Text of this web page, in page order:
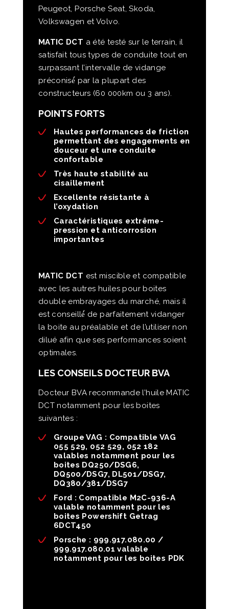
Peugeot, Porsche Seat, Skoda,
Volkswagen et Volvo.
MATIC DCT a été testé sur le terrain, il
satisfait tous types de conduite tout en
surpassant l’intervalle de vidange
préconisé́ par la plupart des
constructeurs (60 000km ou 3 ans).
POINTS FORTS
Hautes performances de friction
permettant des engagements en
douceur et une conduite
confortable
Très haute stabilité au
cisaillement
Excellente résistante à
l’oxydation
Caractéristiques extrême-
pression et anticorrosion
importantes
MATIC DCT est miscible et compatible
avec les autres huiles pour boites
double embrayages du marché, mais il
est conseillé́ de parfaitement vidanger
la boite au préalable et de l’utiliser non
dilué afin que ses performances soient
optimales.
LES CONSEILS DOCTEUR BVA
Docteur BVA recommande l’huile MATIC
DCT notamment pour les boites
suivantes :
Groupe VAG : Compatible VAG
055 529, 052 529, 052 182
valables notamment pour les
boites DQ250/DSG6,
DQ500/DSG7, DL501/DSG7,
DQ380/381/DSG7
Ford : Compatible M2C-936-A
valable notamment pour les
boites Powershift Getrag
6DCT450
Porsche : 999.917.080.00 /
999.917.080.01 valable
notamment pour les boites PDK